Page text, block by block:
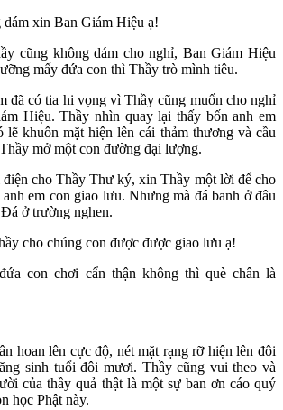
xin Ban Giám Hiệu ạ!
cũng không dám cho nghỉ, Ban Giám Hiệu
mấy đứa con thì Thầy trò mình tiêu.
đã có tia hi vọng vì Thầy cũng muốn cho nghỉ
Hiệu. Thầy nhìn quay lại thấy bốn anh em
lẽ khuôn mặt hiện lên cái thảm thương và cầu
mở một con đường đại lượng.
cho Thầy Thư ký, xin Thầy một lời để cho
em con giao lưu. Nhưng mà đá banh ở đâu
ở trường nghen.
cho chúng con được được giao lưu ạ!
con chơi cẩn thận không thì què chân là
hoan lên cực độ, nét mặt rạng rỡ hiện lên đôi
sinh tuổi đôi mươi. Thầy cũng vui theo và
của thầy quả thật là một sự ban ơn cáo quý
học Phật này.